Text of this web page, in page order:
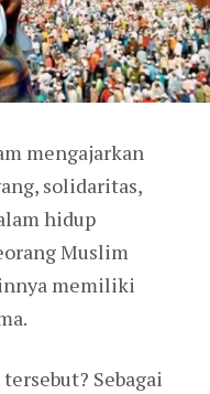
mengajarkan
solidaritas,
hidup
Muslim
memiliki
Sebagai